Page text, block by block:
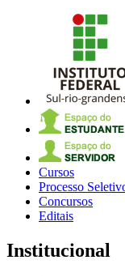
Cursos
Processo
Concursos
Editais
Institucional